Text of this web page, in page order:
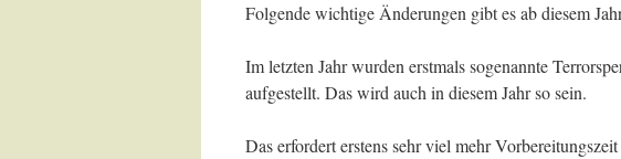
Folgende wichtige Änderungen gibt es ab diesem
Im letzten Jahr wurden erstmals sogenannte
aufgestellt. Das wird auch in diesem Jahr so sein.
Das erfordert erstens sehr viel mehr